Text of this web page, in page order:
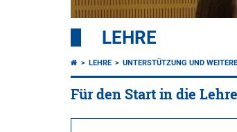
LEHRE
LEHRE UNTERSTÜTZUNG UND
Für den Start in die Lehre